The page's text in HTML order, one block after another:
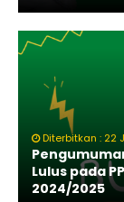
Diterbitkan : 22
Lulus pada
2024/2025